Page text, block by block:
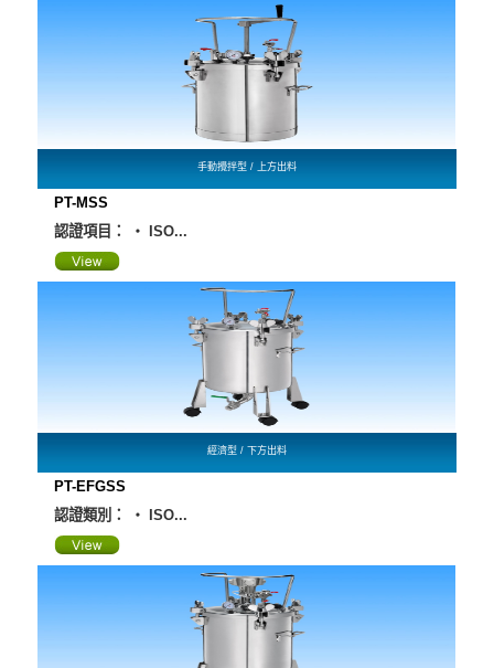
手動攪拌型 / 上方出料
PT-MSS
認證項目： ‧ ISO...
經濟型 / 下方出料
PT-EFGSS
認證類別： ‧ ISO...